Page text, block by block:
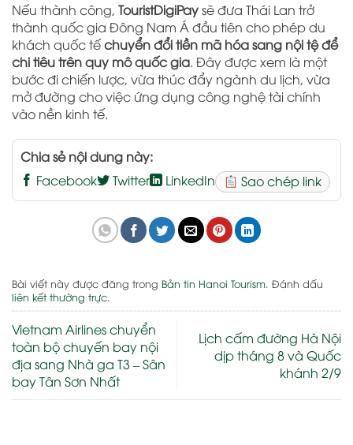
Nếu thành công, TouristDigiPaysẽ đưa Thái Lan trở
thành quốc gia Đông Nam Á đầu tiên cho phép du
khách quốc tếchuyển đổi tiền mã hóa sang nội tệ để
chi tiêu trên quy mô quốc gia. Đây được xem là một
bước đi chiến lược, vừa thúc đẩy ngành du lịch, vừa
mở đường cho việc ứng dụng công nghệ tài chính
vào nền kinh tế.
Chia sẻ nội dung này:
Facebook
Twitter LinkedIn Sao chép link
Bài viết này được đăng trong Bản tin Hanoi Tourism. Đánh dấu
liên kết thường trực.
Vietnam Airlines chuyển
toàn bộ chuyến bay nội
địa sang Nhà ga T3 – Sân
bay Tân Sơn Nhất
Lịch cấm đường Hà Nội
dịp tháng 8 và Quốc
khánh 2/9